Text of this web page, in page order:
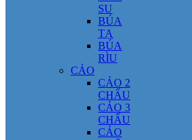
SU
BÚA
TẠ
BÚA
RÌU
CẢO
CẢO 2
CHẤU
CẢO 3
CHẤU
CẢO